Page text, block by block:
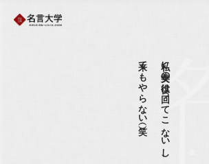
私に美女の役は回ってこないし、
来てもやらない（笑）